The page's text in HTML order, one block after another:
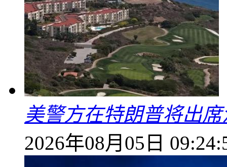
美警方在特朗普将出
2026年08月05日